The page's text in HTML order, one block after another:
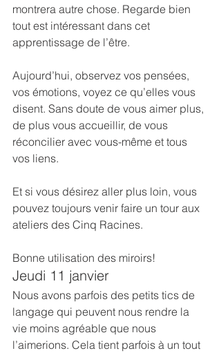
montrera autre chose. Regarde bien
tout est intéressant dans cet
apprentissage de l’être.
Aujourd’hui, observez vos pensées,
vos émotions, voyez ce qu’elles vous
disent. Sans doute de vous aimer plus,
de plus vous accueillir, de vous
réconcilier avec vous-même et tous
vos liens.
Et si vous désirez aller plus loin, vous
pouvez toujours venir faire un tour aux
ateliers des Cinq Racines.
Bonne utilisation des miroirs!
Jeudi 11 janvier
Nous avons parfois des petits tics de
langage qui peuvent nous rendre la
vie moins agréable que nous
l’aimerions. Cela tient parfois à un tout